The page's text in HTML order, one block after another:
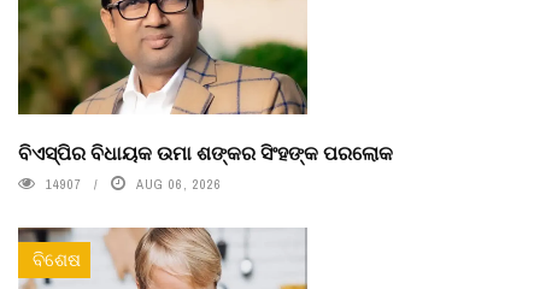
ବିଏସ୍‌ପିର ବିଧାୟକ ଉମା ଶଙ୍କର ସିଂହଙ୍କ ପରଲୋକ
14907 AUG 06, 2026
ବିଶେଷ